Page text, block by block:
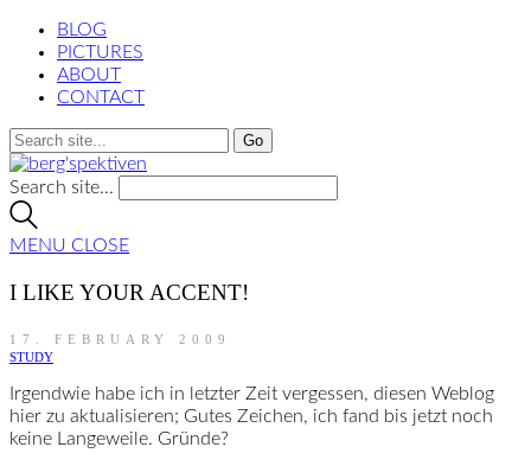
BLOG
PICTURES
ABOUT
CONTACT
Search site...
MENU CLOSE
I LIKE YOUR ACCENT!
17. FEBRUARY 2009
STUDY
Irgendwie habe ich in letzter Zeit vergessen, diesen Weblog
hier zu aktualisieren; Gutes Zeichen, ich fand bis jetzt noch
keine Langeweile. Gründe?